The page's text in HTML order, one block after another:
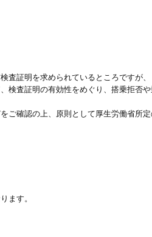
査証明を求められているところですが
査証明の有効性をめぐり、搭乗拒否
確認の上、原則として厚生労働省所定
ます。